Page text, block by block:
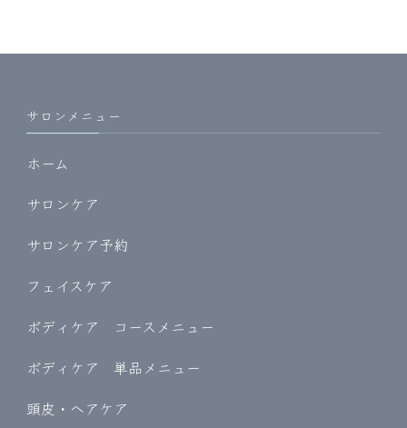
サロンメニュー
ホーム
サロンケア
サロンケア予約
フェイスケア
ボディケア コースメニュー
ボディケア 単品メニュー
頭皮・ヘアケア